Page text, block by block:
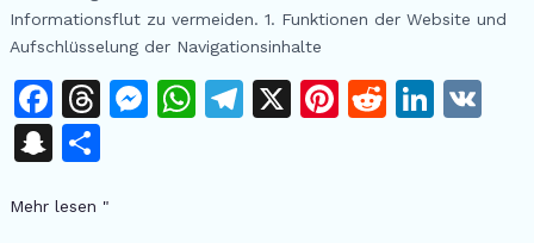
Informationsflut zu vermeiden. 1. Funktionen der Website und
Aufschlüsselung der Navigationsinhalte
F
a
c
e
T
h
re
a
M W T X Pi R Li V
S
a
T
le
Mehr lesen "